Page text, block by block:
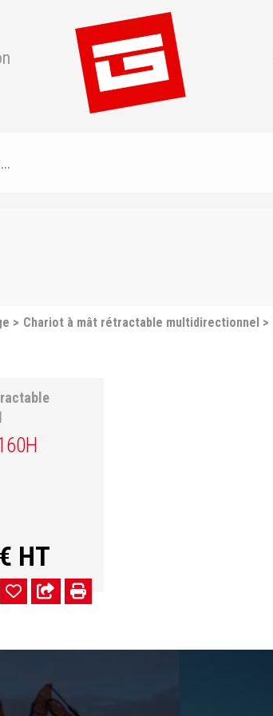
Chariot à mât rétractable multidirectionnel
€ HT